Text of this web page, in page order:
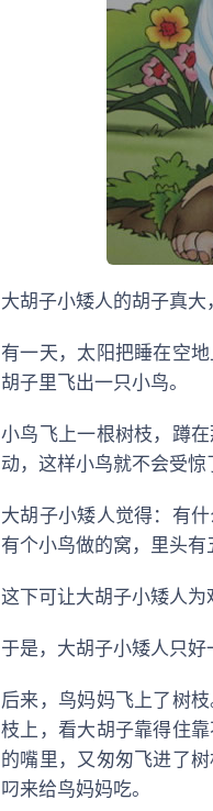
大胡子小矮人的胡子真大
有一天，太阳把睡在空
胡子里飞出一只小鸟。
小鸟飞上一根树枝，蹲
动，这样小鸟就不会受惊
大胡子小矮人觉得：有
有个小鸟做的窝，里头
这下可让大胡子小矮人为
于是，大胡子小矮人只好
后来，鸟妈妈飞上了树
枝上，看大胡子靠得住
的嘴里，又匆匆飞进了
叼来给鸟妈妈吃。